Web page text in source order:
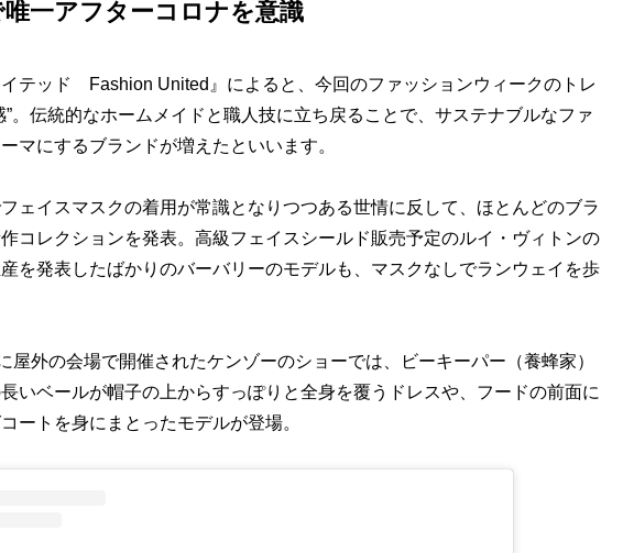
一アフターコロナを意識
イテッド Fashion United』によると、今回のファッションウィークのトレ
”。伝統的なホームメイドと職人技に立ち戻ることで、サステナブルなファ
マにするブランドが増えたといいます。
ェイスマスクの着用が常識となりつつある世情に反して、ほとんどのブラ
コレクションを発表。高級フェイスシールド販売予定のルイ・ヴィトンの
を発表したばかりのバーバリーのモデルも、マスクなしでランウェイを歩
外の会場で開催されたケンゾーのショーでは、ビーキーパー（養蜂家）
いベールが帽子の上からすっぽりと全身を覆うドレスや、フードの前面に
ートを身にまとったモデルが登場。